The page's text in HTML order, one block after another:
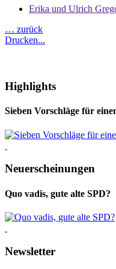
Erika und Ulrich
… zurück
Drucken...
Highlights
Sieben Vorschläge für
Neuerscheinungen
Quo vadis, gute alte SPD?
Newsletter